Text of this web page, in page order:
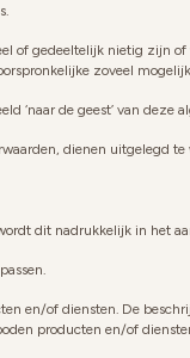
of gedeeltelijk nietig zijn
zoveel
‘naar de geest’ van deze
dienen uitgelegd te
dit nadrukkelijk in het
en/of diensten. De
producten en/of